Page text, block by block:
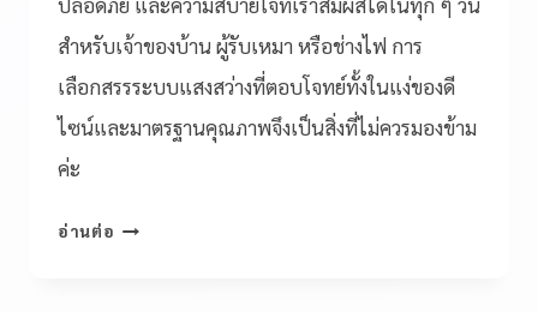
สำหรับเจ้าของบ้าน ผู้รับเหมา หรือช่างไฟ การ
เลือกสรรระบบแสงสว่างที่ตอบโจทย์ทั้งในแง่ของดี
ไซน์และมาตรฐานคุณภาพจึงเป็นสิ่งที่ไม่ควรมองข้าม
ค่ะ
อ่านต่อ